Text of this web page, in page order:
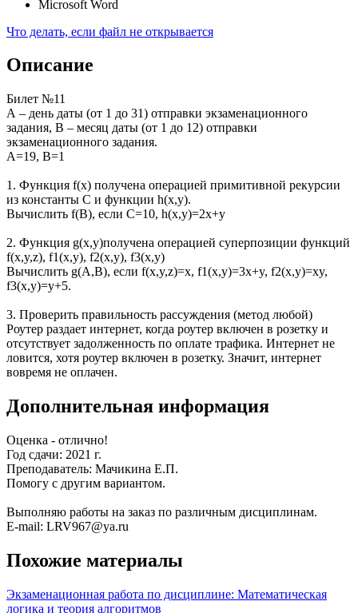
Microsoft Word
Что делать, если файл не открывается
Описание
Билет №11
А – день даты (от 1 до 31) отправки экзаменационного
задания, В – месяц даты (от 1 до 12) отправки
экзаменационного задания.
A=19, B=1
1. Функция f(x) получена операцией примитивной рекурсии
из константы C и функции h(x,y).
Вычислить f(B), если C=10, h(x,y)=2x+y
2. Функция g(x,y)получена операцией суперпозиции функций
f(x,y,z), f1(x,y), f2(x,y), f3(x,y)
Вычислить g(A,B), если f(x,y,z)=x, f1(x,y)=3x+y, f2(x,y)=xy,
f3(x,y)=y+5.
3. Проверить правильность рассуждения (метод любой)
Роутер раздает интернет, когда роутер включен в розетку и
отсутствует задолженность по оплате трафика. Интернет не
ловится, хотя роутер включен в розетку. Значит, интернет
вовремя не оплачен.
Дополнительная информация
Оценка - отлично!
Год сдачи: 2021 г.
Преподаватель: Мачикина Е.П.
Помогу с другим вариантом.
Выполняю работы на заказ по различным дисциплинам.
E-mail: LRV967@ya.ru
Похожие материалы
Экзаменационная работа по дисциплине: Математическая
логика и теория алгоритмов